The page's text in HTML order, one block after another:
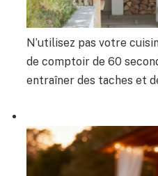
N’utilisez pas votre
de comptoir de 60
entraîner des taches et